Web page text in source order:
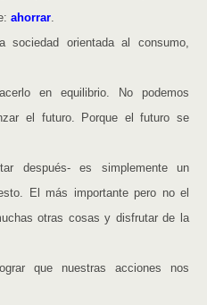
ahorrar
orientada al consumo,
en equilibrio. No podemos
el futuro. Porque el futuro se
después- es simplemente un
El más importante pero no el
otras cosas y disfrutar de la
que nuestras acciones nos